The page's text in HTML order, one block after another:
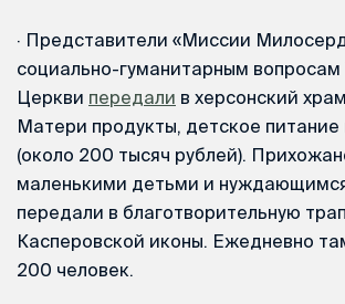
· Представители «Миссии
социально-гуманитарным
Церкви передали в херсонский
Матери продукты, детское питание
(около 200 тысяч рублей).
маленькими детьми и
передали в благотворительную
Касперовской иконы. Ежедневно
200 человек.